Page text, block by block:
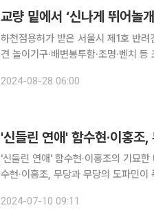
하천점용허가 받은 서울시 제1호 반
견 놀이기구·배변봉투함·조명·벤치 등 조성 복실아! 저쪽에 공 있어. 어서 뛰어가야지.
물을 건넸다. 대형견 놀이터에 입장한
2024-08-28 06:00
'신들린 연애' 함수현·이홍조의 기묘한 데이트가 공개됐다. 9일
수현·이홍조, 무당과 무당의 도파민이 폭발하
해야 하는 상황에 이를 지켜보는 MC
2024-07-10 09:11